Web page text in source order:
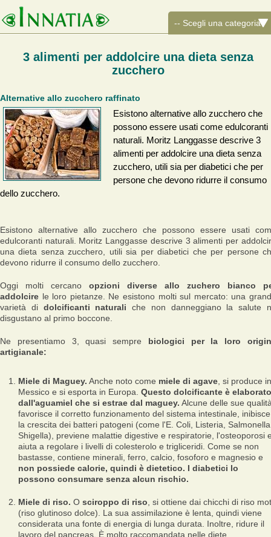
3 alimenti per addolcire una dieta senza
zucchero
Alternative allo zucchero raffinato
Esistono alternative allo zucchero che
possono essere usati come edulcoranti
naturali. Moritz Langgasse descrive 3
alimenti per addolcire una dieta senza
zucchero, utili sia per diabetici che per
persone che devono ridurre il consumo
dello zucchero.
Esistono alternative allo zucchero che possono essere usati
edulcoranti naturali. Moritz Langgasse descrive 3 alimenti per
una dieta senza zucchero, utili sia per diabetici che per persone
devono ridurre il consumo dello zucchero.
Oggi molti cercano opzioni diverse allo zuchero bianco
addolcire le loro pietanze. Ne esistono molti sul mercato: una
varietà di dolcificanti naturali che non danneggiano la salute
disgustano al primo boccone.
Ne presentiamo 3, quasi sempre biologici per la loro
artigianale:
Miele di Maguey. Anche noto come miele di agave , si produce in
Messico e si esporta in Europa. Questo dolcificante è elaborato
dall'aguamiel che si estrae dal maguey. Alcune delle sue
favorisce il corretto funzionamento del sistema intestinale, inibisce
la crescita dei batteri patogeni (come l'E. Coli, Listeria,
Shigella), previene malattie digestive e respiratorie, l'osteoporosi
aiuta a regolare i livelli di colesterolo e trigliceridi. Come se non
bastasse, contiene minerali, ferro, calcio, fosoforo e magnesio e
non possiede calorie, quindi è dietetico. I diabetici lo
possono consumare senza alcun rischio.
Miele di riso. O sciroppo di riso , si ottiene dai chicchi di riso
(riso glutinoso dolce). La sua assimilazione è lenta, quindi viene
considerata una fonte di energia di lunga durata. Inoltre, ridure il
lavoro del pancreas. È molto raccomandata nelle diete